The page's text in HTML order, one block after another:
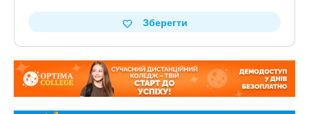
Зберегти